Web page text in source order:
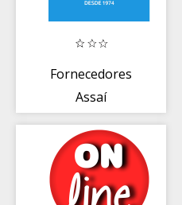
Fornecedores
Assaí